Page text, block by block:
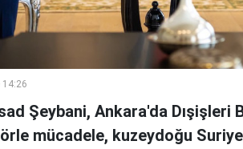
14:26
Şeybani, Ankara'da Dışişleri
mücadele, kuzeydoğu